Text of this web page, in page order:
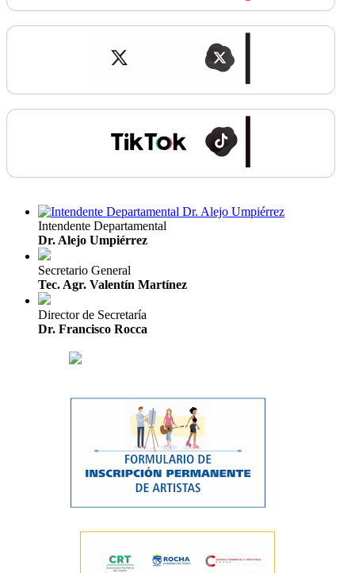
Intendente Departamental
Dr. Alejo Umpiérrez
Secretario General
Tec. Agr. Valentín Martínez
Director de Secretaría
Dr. Francisco Rocca